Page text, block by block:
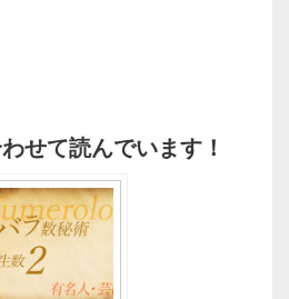
せて読んでいます！